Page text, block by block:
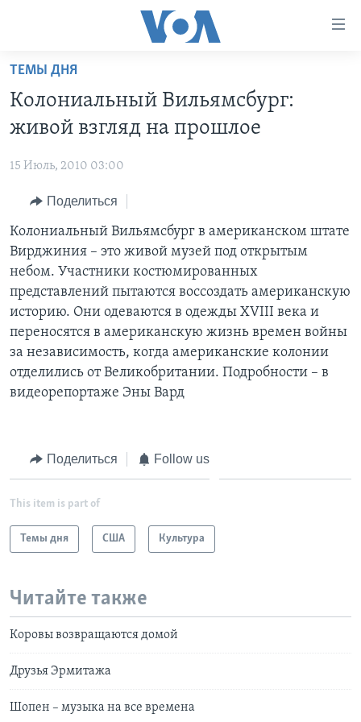
Перейти
основной
контент
навигации
Перейти
поиск
НОВОСТИ ЗА МИНУТУ
ИТОГИ
ПОЧЕМУ ЭТО ВАЖНО?
ДИСКУССИЯ VOA
ДЕТАЛИ
НЬЮ-ЙОРК NEW YORK
АМЕРИКА. БОЛЬШОЕ ПУТЕШЕСТВИЕ
УЧИМ АНГЛИЙСКИЙ
НАША АМЕРИКАНСКАЯ ИСТОРИЯ
А КАК В АМЕРИКЕ?
АРТЕФАКТЫ
АМЕРИКАНСКИЕ ГОРОДКИ
ТЕСТЫ
ЭКСПЕРТИЗА
ИНТЕРВЬЮ
ФАКТЫ ПРОТИВ ФЕЙКОВ
ЗА СВОБОДУ ПРЕССЫ
УЧИМ АНГЛИЙСКИЙ
ВИДЕО
ПОДПИСКА НА НОВОСТИ
Learning English
Языки
ТЕМЫ ДНЯ
Колониальный Вильямсбург:
живой взгляд на прошлое
15 Июль, 2010 03:00
Поделиться
Колониальный Вильямсбург в американском штате
Вирджиния – это живой музей под открытым
небом. Участники костюмированных
представлений пытаются воссоздать американскую
историю. Они одеваются в одежды XVIII века и
переносятся в американскую жизнь времен войны
за независимость, когда американские колонии
отделились от Великобритании. Подробности – в
видеорепортаже Эны Вард
Поделиться Follow us
This item is part of
Темы дня США Культура
Читайте также
Коровы возвращаются домой
Друзья Эрмитажа
Шопен – музыка на все времена